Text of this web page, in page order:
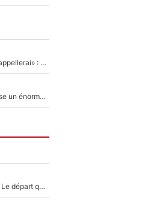
Mercato - OM - «Dès que je prends un club, je t’appellerai» : La promesse de Marcelino au moment de claquer la porte
Victime de racisme contre Murray, Kyrgios pousse un énorme coup de gueule !
Climat toxique et affaire de harcèlement à l’OM : Le départ qui soulage le vestiaire de Bruno Genesio